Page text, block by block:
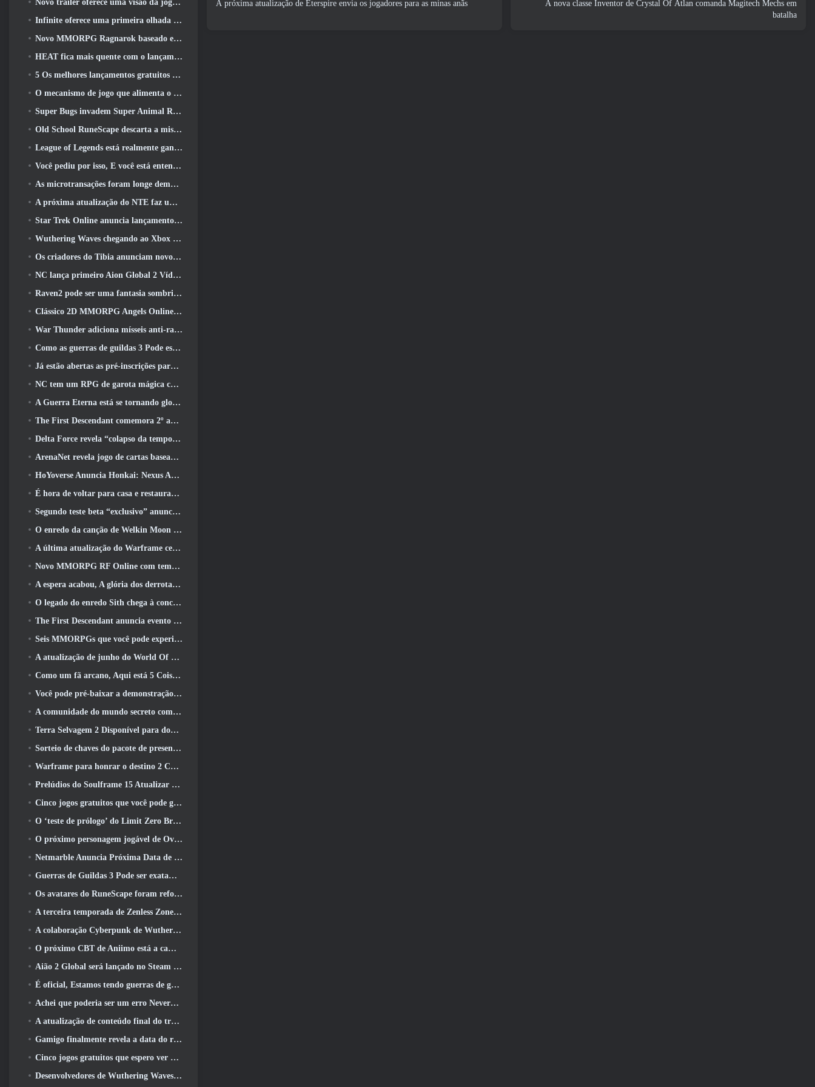
A próxima atualização de Eterspire envia os jogadores para as minas anãs
A nova classe Inventor de Crystal Of Atlan comanda Magitech Mechs em
batalha
Novo trailer oferece uma visão da jogabilidade no Silver Palace
Infinite oferece uma primeira olhada no herói parecido com uma sereia chegando no SS13: Pós-luz
Novo MMORPG Ragnarok baseado em navegador, Anunciado o Universo Ragnarok
HEAT fica mais quente com o lançamento de um novo mapa do deserto
5 Os melhores lançamentos gratuitos para jogar 2025, Ainda vale a pena jogar 2026?
O mecanismo de jogo que alimenta o universo de fragmentos únicos do Eve Online agora é de código aberto
Super Bugs invadem Super Animal Royale na atualização ‘Super Natural’
Old School RuneScape descarta a missão do Grande Mestre ‘The Blood Moon Rises’, Encerrando uma missão de 20 anos
League of Legends está realmente ganhando um modo clássico
Você pediu por isso, E você está entendendo. Guildas agora estão disponíveis em Eterspire
As microtransações foram longe demais em jogos gratuitos?
A próxima atualização do NTE faz uma pequena viagem paralela a um jogo de mesa de fantasia
Star Trek Online anuncia lançamento da próxima temporada “Undiscovered”
Wuthering Waves chegando ao Xbox junto com a versão 3.5 Atualizar
Os criadores do Tibia anunciam novo teste do MMORPG de zumbis da velha escola, Persistir on-line
NC lança primeiro Aion Global 2 Vídeo do desenvolvedor, Compartilhando detalhes sobre o jogo
Raven2 pode ser uma fantasia sombria, Mas isso não impede a diversão do verão
Clássico 2D MMORPG Angels Online Global é lançado hoje
War Thunder adiciona mísseis anti-radiação e medidas de suporte eletrônico na atualização da cavalaria pesada
Como as guerras de guildas 3 Pode estar procurando inovar no espaço MMO
Já estão abertas as pré-inscrições para o MIRESI da Smilegate: Futuro Invisível
NC tem um RPG de garota mágica com um estilo de arte inspirado em anime dos anos 90 em desenvolvimento
A Guerra Eterna está se tornando global no Steam
The First Descendant comemora 2º aniversário com Descendant Fest 2026 Fluxo
Delta Force revela “colapso da temporada”, Anuncia colaboração Rainbow Six Siege
ArenaNet revela jogo de cartas baseado em Guild Wars, Enevoado
HoYoverse Anuncia Honkai: Nexus Anime “Teste de evolução”
É hora de voltar para casa e restaurar o retiro feliz onde os ventos se encontram
Segundo teste beta “exclusivo” anunciado para atiradores de sobrevivência em equipe
O enredo da canção de Welkin Moon de Genshin Impact chega ao fim.. Na lua
A última atualização do Warframe celebra todos os pais do espaço
Novo MMORPG RF Online com tema Mech da Netmarble será lançado globalmente
A espera acabou, A glória dos derrotados voltou
O legado do enredo Sith chega à conclusão hoje na última atualização do SWTOR
The First Descendant anuncia evento de colaboração EVANGELION
Seis MMORPGs que você pode experimentar durante o Steam Next Fest
A atualização de junho do World Of Warships comemora o Dia da Independência dos EUA com uma nova campanha narrativa
Como um fã arcano, Aqui está 5 Coisas que quero ver do MMO Riot
Você pode pré-baixar a demonstração do Steam Next Fest de Embers Of The Uncrowned Tomorrow
A comunidade do mundo secreto comemora o 14º aniversário com um mistério que eles devem resolver juntos
Terra Selvagem 2 Disponível para download gratuitamente (E manter) Por tempo limitado
Sorteio de chaves do pacote de presente Crystal Saga Nova
Warframe para honrar o destino 2 Com atividade e título especiais no jogo
Prelúdios do Soulframe 15 Atualizar saque e pesca de retrabalhos
Cinco jogos gratuitos que você pode gostar de experimentar durante o Bullet Fest
O ‘teste de prólogo’ do Limit Zero Breakers começa hoje
O próximo personagem jogável de Overwatch parece ser um chefe do crime ciborgue sobrecarregado
Netmarble Anuncia Próxima Data de Lançamento Global RF Online
Guerras de Guildas 3 Pode ser exatamente o que a indústria de MMO precisa agora
Os avatares do RuneScape foram reformulados na maior atualização visual do jogo nos últimos dez anos
A terceira temporada de Zenless Zone Zero começa com uma viagem para uma ilha Bangboo no céu, E para a plataforma Steam
A colaboração Cyberpunk de Wuthering Waves é exatamente o que eu quero dos meus eventos de crossover de videogame
O próximo CBT de Aniimo está a caminho… E, Temos uma janela oficial de lançamento
Aião 2 Global será lançado no Steam e no Purple ainda este ano
É oficial, Estamos tendo guerras de guildas 3
Achei que poderia ser um erro Neverness To Everness ter o evento Porsche Collab Gacha tão cedo, Mas eu estava errado
A atualização de conteúdo final do trailer de Destiny 2 é um grito de guerra
Gamigo finalmente revela a data do retorno de Gloria Victis, Será que sobreviverá na segunda vez?
Cinco jogos gratuitos que espero ver durante o Summer Game Fest
Desenvolvedores de Wuthering Waves discutem a criação da sequência de batalha Lahai-Roi Mech